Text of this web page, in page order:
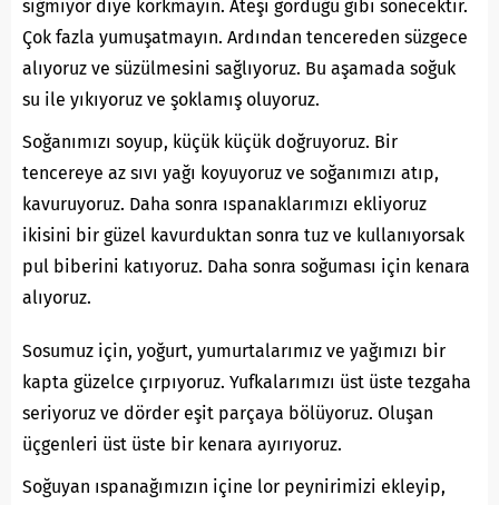
sığmıyor diye korkmayın. Ateşi gördüğü gibi sönecektir.
Çok fazla yumuşatmayın. Ardından tencereden süzgece
alıyoruz ve süzülmesini sağlıyoruz. Bu aşamada soğuk
su ile yıkıyoruz ve şoklamış oluyoruz.
Soğanımızı soyup, küçük küçük doğruyoruz. Bir
tencereye az sıvı yağı koyuyoruz ve soğanımızı atıp,
kavuruyoruz. Daha sonra ıspanaklarımızı ekliyoruz
ikisini bir güzel kavurduktan sonra tuz ve kullanıyorsak
pul biberini katıyoruz. Daha sonra soğuması için kenara
alıyoruz.
Sosumuz için, yoğurt, yumurtalarımız ve yağımızı bir
kapta güzelce çırpıyoruz. Yufkalarımızı üst üste tezgaha
seriyoruz ve dörder eşit parçaya bölüyoruz. Oluşan
üçgenleri üst üste bir kenara ayırıyoruz.
Soğuyan ıspanağımızın içine lor peynirimizi ekleyip,